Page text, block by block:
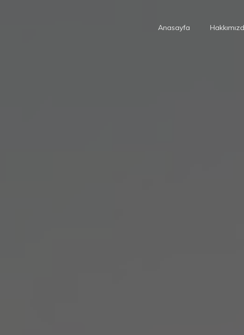
Anasayfa